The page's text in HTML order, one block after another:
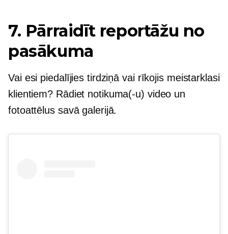
7. Pārraidīt reportāžu no
pasākuma
Vai esi piedalījies tirdziņā vai rīkojis meistarklasi
klientiem? Rādiet notikuma(-u) video un
fotoattēlus savā galerijā.